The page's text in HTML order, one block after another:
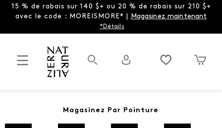
15 % de rabais sur 140 $+ ou 20 % de rabais sur 210 $+
avec le code : MOREISMORE* | Magasinez maintenant
*Détails
Magasinez Par Pointure